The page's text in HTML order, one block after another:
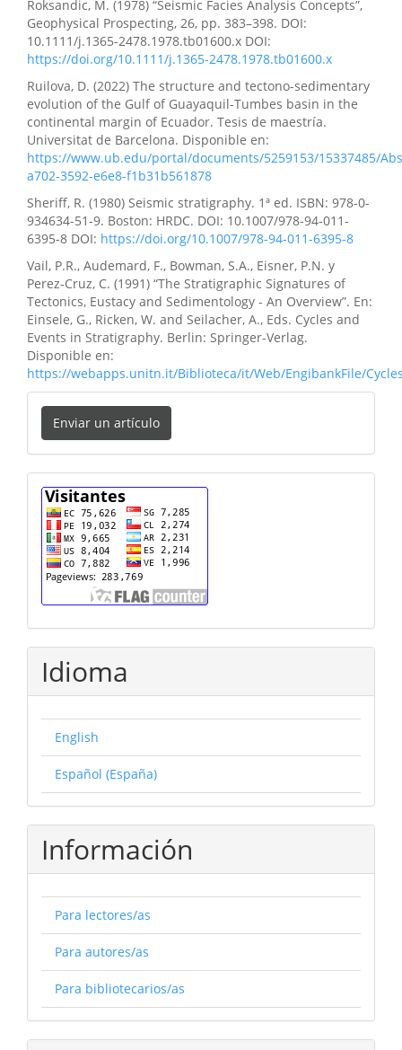
Roksandic, M. (1978) “Seismic Facies Analysis Concepts”,
Geophysical Prospecting, 26, pp. 383–398. DOI:
10.1111/j.1365-2478.1978.tb01600.x DOI:
https://doi.org/10.1111/j.1365-2478.1978.tb01600.x
Ruilova, D. (2022) The structure and tectono-sedimentary
evolution of the Gulf of Guayaquil-Tumbes basin in the
continental margin of Ecuador. Tesis de maestría.
Universitat de Barcelona. Disponible en:
https://www.ub.edu/portal/documents/5259153/15337485/
a702-3592-e6e8-f1b31b561878
Sheriff, R. (1980) Seismic stratigraphy. 1ª ed. ISBN: 978-0-
934634-51-9. Boston: HRDC. DOI: 10.1007/978-94-011-
6395-8 DOI: https://doi.org/10.1007/978-94-011-6395-8
Vail, P.R., Audemard, F., Bowman, S.A., Eisner, P.N. y
Perez-Cruz, C. (1991) “The Stratigraphic Signatures of
Tectonics, Eustacy and Sedimentology - An Overview”. En:
Einsele, G., Ricken, W. and Seilacher, A., Eds. Cycles and
Events in Stratigraphy. Berlin: Springer-Verlag.
Disponible en:
https://webapps.unitn.it/Biblioteca/it/Web/EngibankFile/
Enviar
un
artículo
Enviar un artículo
cuenta
Idioma
English
Español (España)
Información
Para lectores/as
Para autores/as
Para bibliotecarios/as